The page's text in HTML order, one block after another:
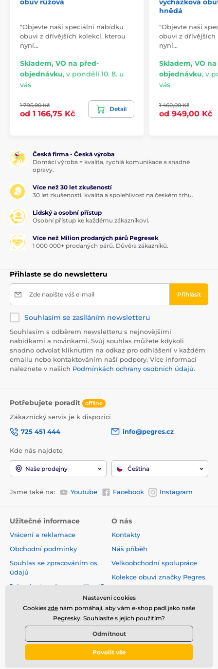
obuv růžová
"Objevte naši speciální nabídku
obuvi z dřívějších kolekcí, kterou
nyní…
Skladem, VO na před-
objednávku, v pondělí 10. 8. u
vás
1 795,00 Kč
od 1 166,75 Kč
Detail
vycházková
hnědá
"Objevte naši
obuvi z dřívějších
nyní…
Skladem, VO
objednávku, v
vás
1 460,00 Kč
od 949,00 Kč
Česká firma - Česká výroba
Domácí výroba = kvalita, rychlá komunikace a snadné
opravy.
Více než 30 let zkušeností
30 let zkušeností, kvalita a spolehlivost na českém trhu.
Lidský a osobní přístup
Osobní přístup ke každému zákazníkovi.
Více než Milion prodaných párů Pegresek
1 000 000+ prodaných párů. Důvěra zákazníků.
Přihlaste se do newsletteru
Zde napište váš e-mail Přihlásit
Souhlasím se zasíláním newsletteru
Souhlasím s odběrem newsletteru s nejnovějšími
nabídkami a novinkami. Svůj souhlas můžete kdykoli
snadno odvolat kliknutím na odkaz pro odhlášení v každém
emailu nebo kontaktováním naší podpory. Více informací
naleznete v našich Podmínkách ochrany osobních údajů.
Potřebujete poradit offline
Zákaznický servis je k dispozici
725 451 444
info@pegres.cz
Kde nás najdete
Naše prodejny Čeština
Jsme také na: Youtube Facebook Instagram
Užitečné informace
Vrácení a reklamace
Obchodní podmínky
Souhlas se zpracováním os.
údajů
Jak vybrat správnou velikost?
O nás
Kontakty
Náš příběh
Velkoobchodní spolupráce
Kolekce obuvi značky Pegres
Velkoobchodní zóna
Kariéra
© 2026 pegres.cz ⦁ E-shop vytvořila
Nastavení cookies
Cookies zde nám pomáhají, aby vám e-shop padl jako naše
Pegresky. Souhlasíte s jejich použitím?
Odmítnout
Povolit vše